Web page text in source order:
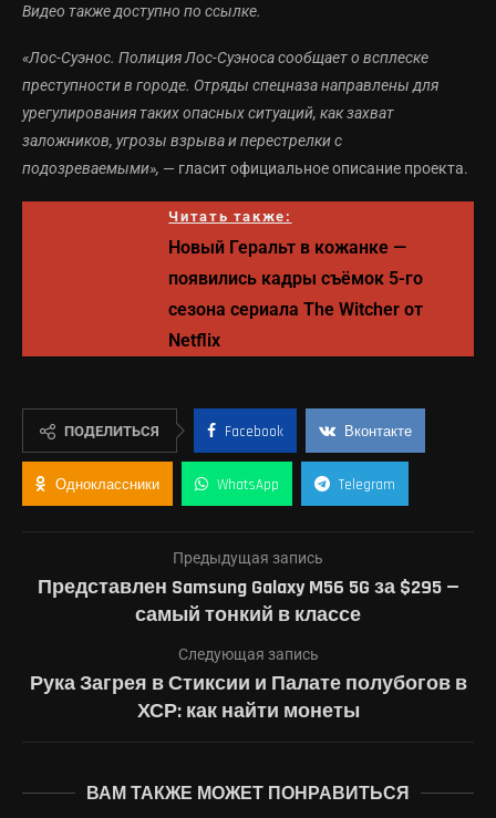
Видео также доступно по ссылке.
«Лос-Суэнос. Полиция Лос-Суэноса сообщает о всплеске
преступности в городе. Отряды спецназа направлены для
урегулирования таких опасных ситуаций, как захват
заложников, угрозы взрыва и перестрелки с
подозреваемыми», — гласит официальное описание проекта.
Читать также:
Новый Геральт в кожанке —
появились кадры съёмок 5-го
сезона сериала The Witcher от
Netflix
ПОДЕЛИТЬСЯ Facebook Вконтакте
Одноклассники WhatsApp Telegram
Предыдущая запись
Представлен Samsung Galaxy M56 5G за $295 —
самый тонкий в классе
Следующая запись
Рука Загрея в Стиксии и Палате полубогов в
ХСР: как найти монеты
ВАМ ТАКЖЕ МОЖЕТ ПОНРАВИТЬСЯ